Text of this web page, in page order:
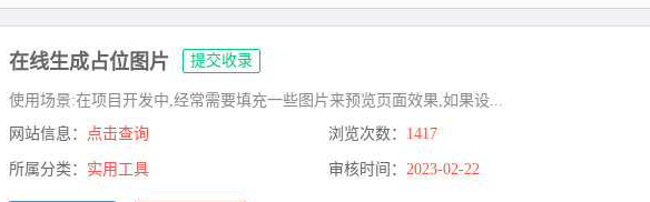
在线生成占位图片 提交收录
使用场景:在项目开发中,经常需要填充一些图片来预览页面效果,如果设...
网站信息： 点击查询 浏览次数： 1417
所属分类： 实用工具 审核时间： 2023-02-22